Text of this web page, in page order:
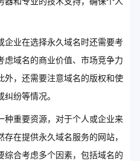
企业在选择永久域名时还需要考
虑域名的商业价值、市场竞争力
外，还需要注意域名的版权和使
纷等情况。
种重要资源，对于个人或企业来
在提供永久域名服务的网站，
综合考虑多个因素，包括域名的